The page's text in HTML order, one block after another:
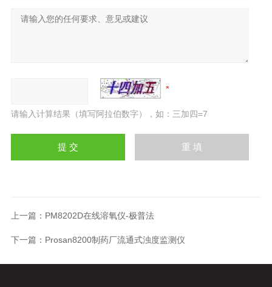
请输入计算结果（填写阿拉伯数字），如：三加四=7
上一篇： PM8202D在线溶氧仪-极普法
下一篇： Prosan8200制药厂流通式浊度监测仪